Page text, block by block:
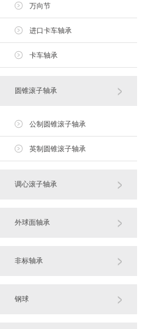
万向节
进口卡车轴承
卡车轴承
圆锥滚子轴承
公制圆锥滚子轴承
英制圆锥滚子轴承
调心滚子轴承
外球面轴承
非标轴承
钢球